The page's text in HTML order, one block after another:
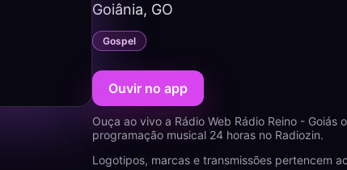
Goiânia, GO
Gospel
Ouvir no app
Ouça ao vivo a Rádio Web Rádio Reino - Goiás
programação musical 24 horas no Radiozin.
Logotipos, marcas e transmissões pertencem